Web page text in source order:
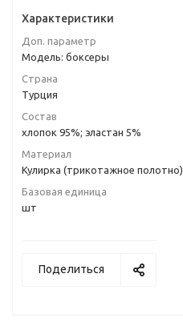
Характеристики
Доп. параметр
Модель: боксеры
Страна
Турция
Состав
хлопок 95%; эластан 5%
Материал
Кулирка (трикотажное полотно)
Базовая единица
шт
Поделиться